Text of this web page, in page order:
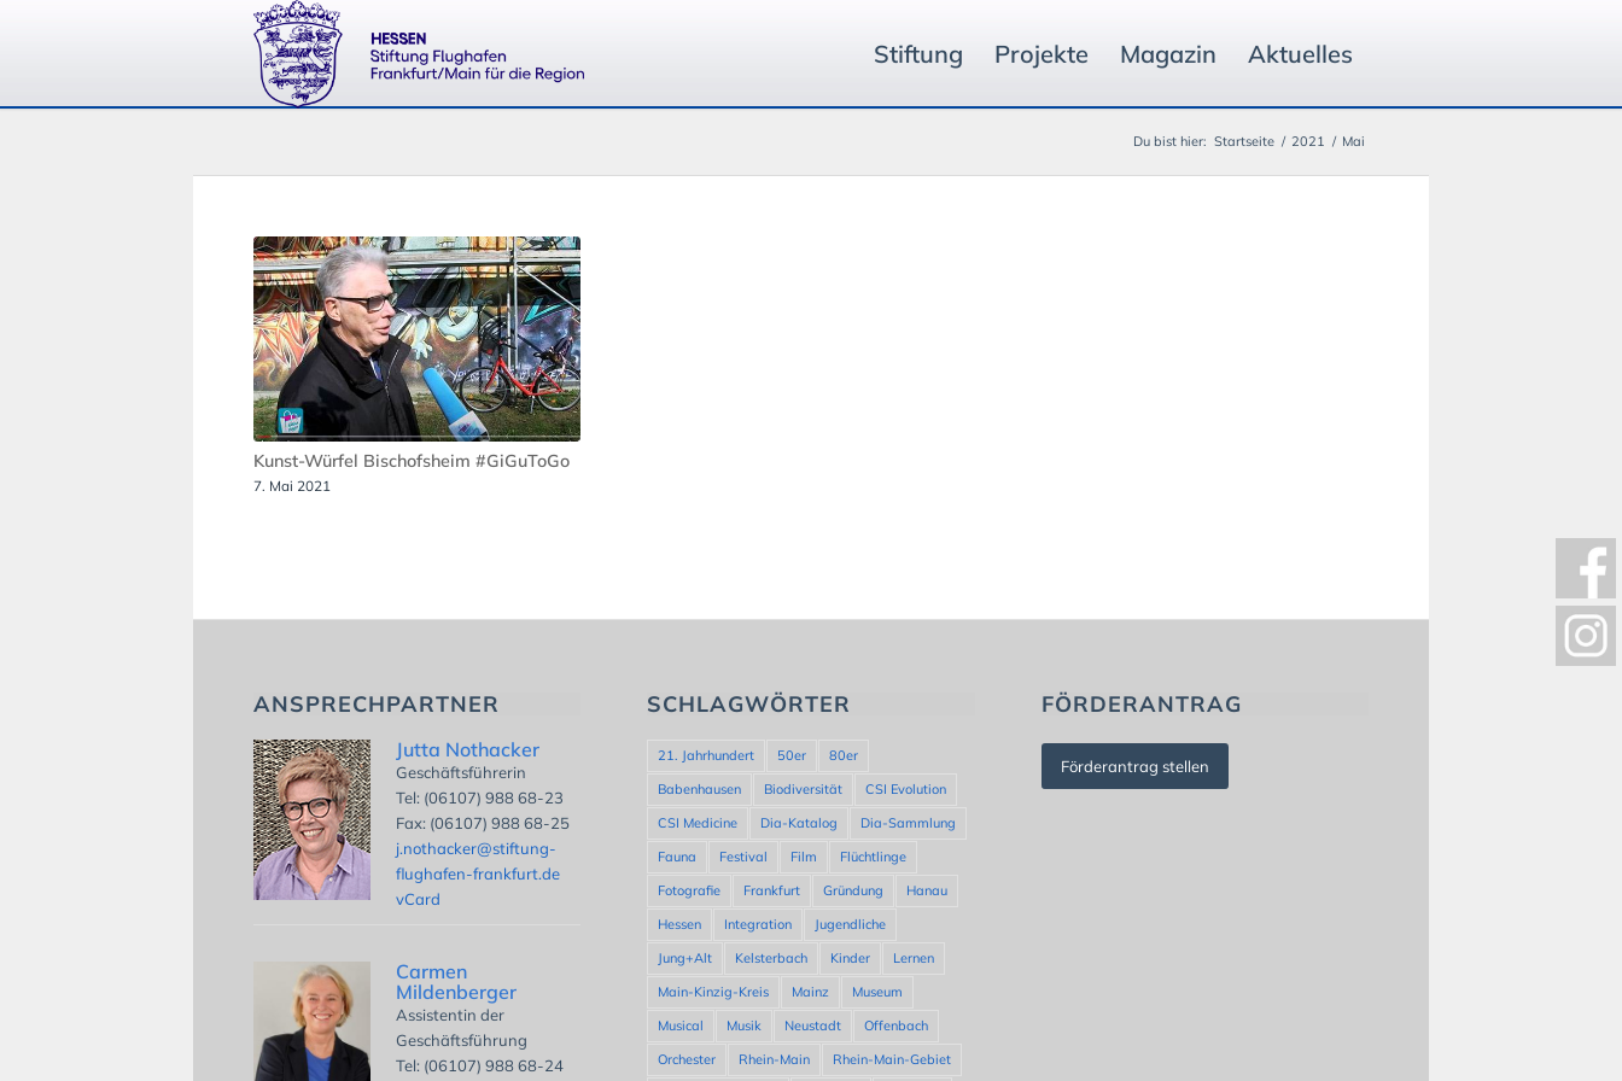
Stiftung Projekte Magazin Aktuelles
Du bist hier: Startseite / 2021 / Mai
Kunst-Würfel Bischofsheim #GiGuToGo
7. Mai 2021
ANSPRECHPARTNER
Jutta Nothacker
Geschäftsführerin
Tel: (06107) 988 68-23
Fax: (06107) 988 68-25
j.nothacker@stiftung-
flughafen-frankfurt.de
vCard
Carmen
Mildenberger
Assistentin der
Geschäftsführung
Tel: (06107) 988 68-24
SCHLAGWÖRTER
21. Jahrhundert 50er
80er
Babenhausen
Biodiversität
CSI Evolution
CSI Medicine
Dia-Katalog
Dia-Sammlung
Fauna
Festival Film
Flüchtlinge
Fotografie
Frankfurt Gründung
Hanau
Hessen
Integration
Jugendliche
Jung+Alt
Kelsterbach Kinder
Lernen
Main-Kinzig-Kreis
Mainz
Museum
Musical
Musik Neustadt
Offenbach
Orchester
Rhein-Main Rhein-Main-Gebiet
FÖRDERANTRAG
Förderantrag stellen